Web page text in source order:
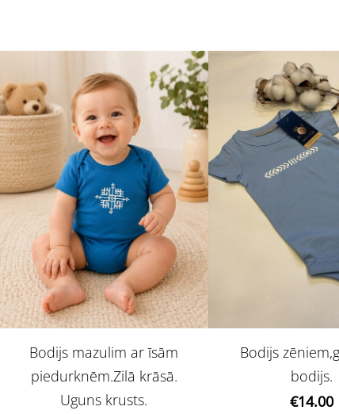
Bodijs mazulim ar īsām
piedurknēm.Zilā krāsā.
Uguns krusts.
Bodijs
bodijs.
€14.00